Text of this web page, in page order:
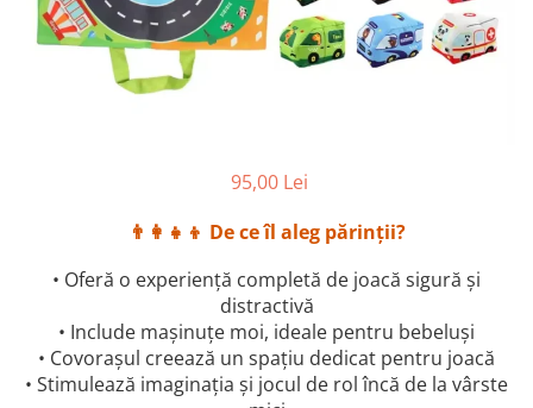
6–8 ani
Jucarii sub 59 lei
Carti & Activitati pentru Copii
Camera Copilului
Balansoare & Covorase de Joaca
Carusele & Jucarii pentru Patut
Corturi & Spatii de Joaca
Depozitare & Organizare Jucarii
95,00 Lei
👨‍👩‍👧‍👦 De ce îl aleg părinții?
• Oferă o experiență completă de joacă sigură și
distractivă
• Include mașinuțe moi, ideale pentru bebeluși
• Covorașul creează un spațiu dedicat pentru joacă
• Stimulează imaginația și jocul de rol încă de la vârste